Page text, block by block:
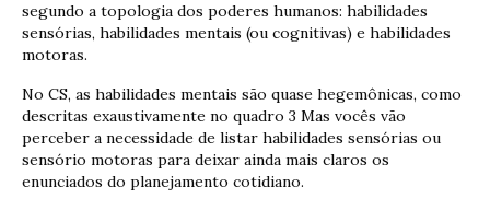
segundo a topologia dos poderes humanos: habilidades
sensórias, habilidades mentais (ou cognitivas) e habilidades
motoras.
No CS, as habilidades mentais são quase hegemônicas, como
descritas exaustivamente no quadro 3 Mas vocês vão
perceber a necessidade de listar habilidades sensórias ou
sensório motoras para deixar ainda mais claros os
enunciados do planejamento cotidiano.